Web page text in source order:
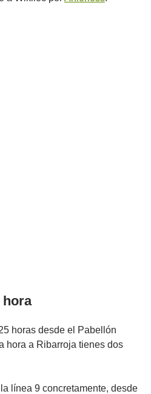
hora
horas desde el Pabellón
hora a Ribarroja tienes dos
línea 9 concretamente, desde